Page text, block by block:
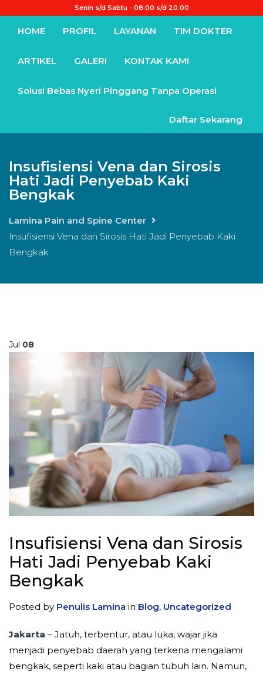
Senin s/d Sabtu - 08.00 s/d 20.00
HOME PROFIL LAYANAN TIM DOKTER
ARTIKEL GALERI KONTAK KAMI
Solusi Bebas Nyeri Pinggang Tanpa Operasi
Daftar Sekarang
Insufisiensi Vena dan Sirosis
Hati Jadi Penyebab Kaki
Bengkak
Lamina Pain and Spine Center
Insufisiensi Vena dan Sirosis Hati Jadi Penyebab Kaki
Bengkak
Jul 08
Insufisiensi Vena dan Sirosis
Hati Jadi Penyebab Kaki
Bengkak
Posted by Penulis Lamina in Blog, Uncategorized
Jakarta – Jatuh, terbentur, atau luka, wajar jika
menjadi penyebab daerah yang terkena mengalami
bengkak, seperti kaki atau bagian tubuh lain. Namun,